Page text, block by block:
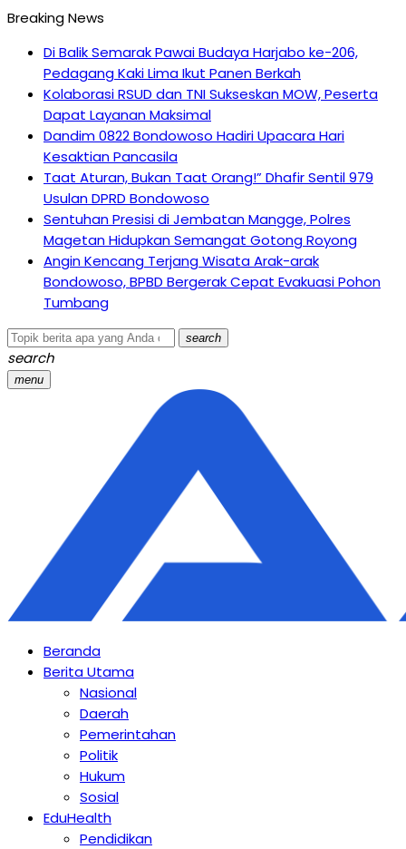
Breaking News
Di Balik Semarak Pawai Budaya Harjabo ke-206,
Pedagang Kaki Lima Ikut Panen Berkah
Kolaborasi RSUD dan TNI Sukseskan MOW, Peserta
Dapat Layanan Maksimal
Dandim 0822 Bondowoso Hadiri Upacara Hari
Kesaktian Pancasila
Taat Aturan, Bukan Taat Orang!” Dhafir Sentil 979
Usulan DPRD Bondowoso
Sentuhan Presisi di Jembatan Mangge, Polres
Magetan Hidupkan Semangat Gotong Royong
Angin Kencang Terjang Wisata Arak-arak
Bondowoso, BPBD Bergerak Cepat Evakuasi Pohon
Tumbang
search
search
menu
Beranda
Berita Utama
Nasional
Daerah
Pemerintahan
Politik
Hukum
Sosial
EduHealth
Pendidikan